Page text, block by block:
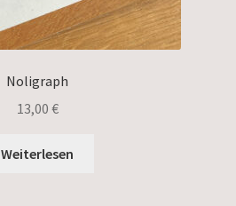
Noligraph
13,00 €
Weiterlesen